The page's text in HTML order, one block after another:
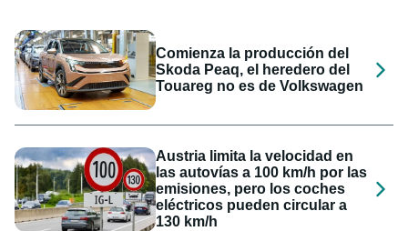
Comienza la producción del
Skoda Peaq, el heredero del
Touareg no es de Volkswagen
Austria limita la velocidad en
las autovías a 100 km/h por las
emisiones, pero los coches
eléctricos pueden circular a
130 km/h